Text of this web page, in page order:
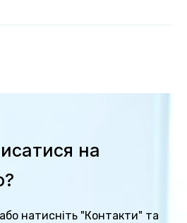
на
натисніть "Контакти" та